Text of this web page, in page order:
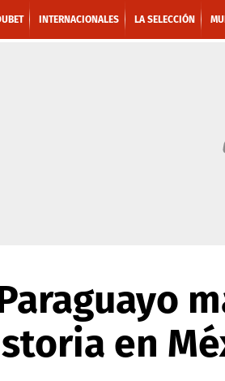
INTERNACIONALES LA SELECCIÓN
en